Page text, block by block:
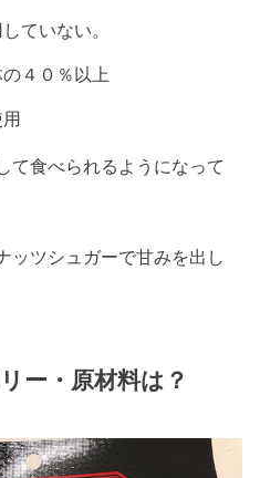
ていない。
４０％以上
て食べられるようになって
ッツシュガーで甘みを出し
ー・原材料は？